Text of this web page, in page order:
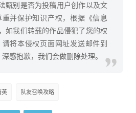
甄别是否为投稿用户创作以及文
并保护知识产权，根据《信息
如我们转载的作品侵犯了您的权
将本侵权页面网址发送邮件到
感抱歉，我们会做删除处理。
英 队友召唤攻略